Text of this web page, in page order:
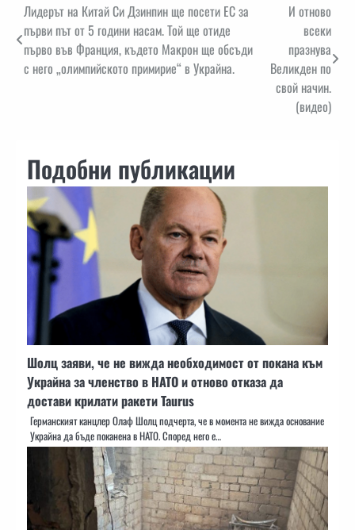
Навигация
Лидерът на Китай Си Дзинпин ще посети ЕС за
първи път от 5 години насам. Той ще отиде
първо във Франция, където Макрон ще обсъди
с него „олимпийското примирие“ в Украйна.
И отново
всеки
празнува
Великден по
свой начин.
(видео)
Подобни публикации
Шолц заяви, че не вижда необходимост от покана към
Украйна за членство в НАТО и отново отказа да
достави крилати ракети Taurus
Германският канцлер Олаф Шолц подчерта, че в момента не вижда основание
Украйна да бъде поканена в НАТО. Според него е…